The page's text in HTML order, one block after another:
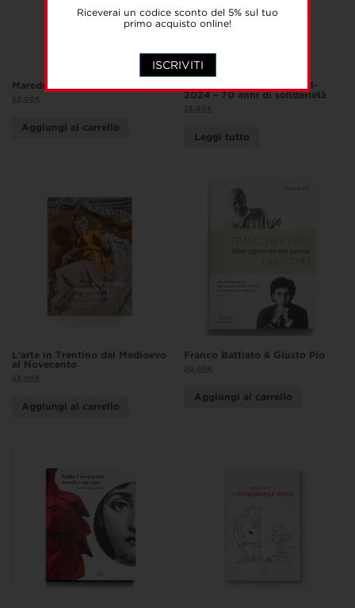
Riceverai un codice sconto del 5% sul tuo
primo acquisto online!
ISCRIVITI
Maredolce-La Favara
22,00€
Aggiungi al carrello
Di Roccia e di Cuore. 1954-
2024 – 70 anni di solidarietà
28,00€
Leggi tutto
L’arte in Trentino dal Medioevo
al Novecento
33,00€
Aggiungi al carrello
Franco Battiato & Giusto Pio
20,00€
Aggiungi al carrello